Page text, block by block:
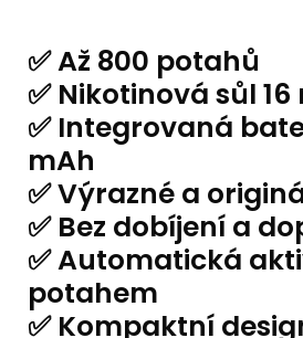
✅ Až 800 potahů
✅ Nikotinová sůl
✅ Integrovaná
mAh
✅ Výrazné a
✅ Bez dobíjení a
✅ Automatická
potahem
✅ Kompaktní